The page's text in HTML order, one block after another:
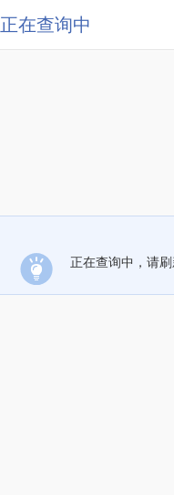
正在查询中
正在查询中，请